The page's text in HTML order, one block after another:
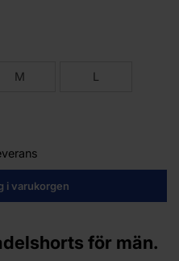
M L
i varukorgen
för män.